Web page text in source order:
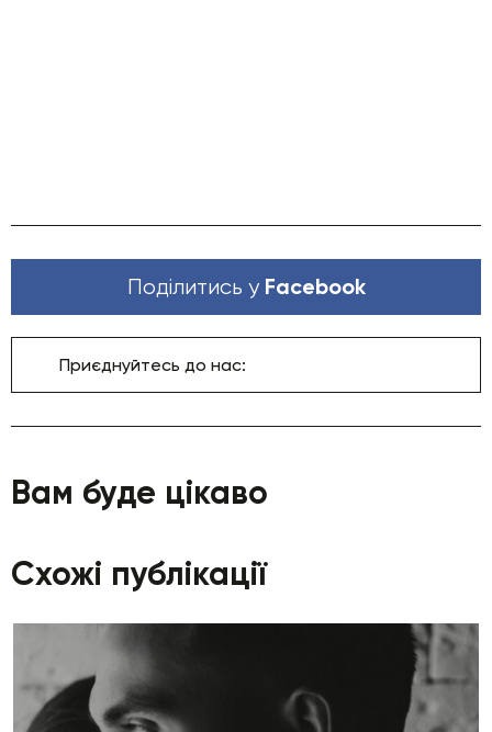
Поділитись у Facebook
Приєднуйтесь до нас:
Вам буде цікаво
Схожі публікації